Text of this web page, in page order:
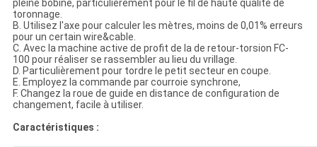
pleine bobine, particulièrement pour le fil de haute qualité de
toronnage.
B. Utilisez l'axe pour calculer les mètres, moins de 0,01% erreurs
pour un certain wire&cable.
C. Avec la machine active de profit de la de retour-torsion FC-
100 pour réaliser se rassembler au lieu du vrillage.
D. Particulièrement pour tordre le petit secteur en coupe.
E. Employez la commande par courroie synchrone,
F. Changez la roue de guide en distance de configuration de
changement, facile à utiliser.
Caractéristiques :